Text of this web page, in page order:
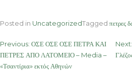
Posted in UncategorizedTagged πετρες
Post
navigation
Previous: ΟΣΕ ΟΣΕ ΟΣΕ ΠΕΤΡΑ ΚΑΙ
ΠΕΤΡΕΣ ΑΠΟ ΛΑΤΟΜΕΙΟ – Media –
«Τσαντίρια» εκτός Αθηνών
Next: